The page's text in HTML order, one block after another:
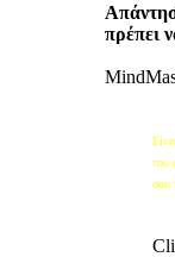
πρέπει
του
σου